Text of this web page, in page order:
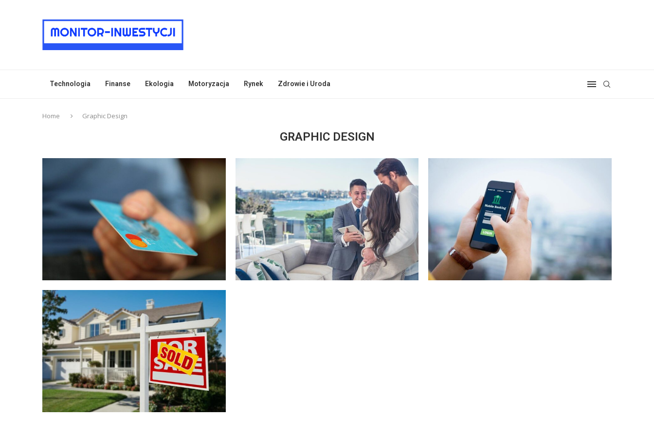
Technologia Finanse Ekologia Motoryzacja Rynek Zdrowie i Uroda
Home Graphic Design
GRAPHIC DESIGN